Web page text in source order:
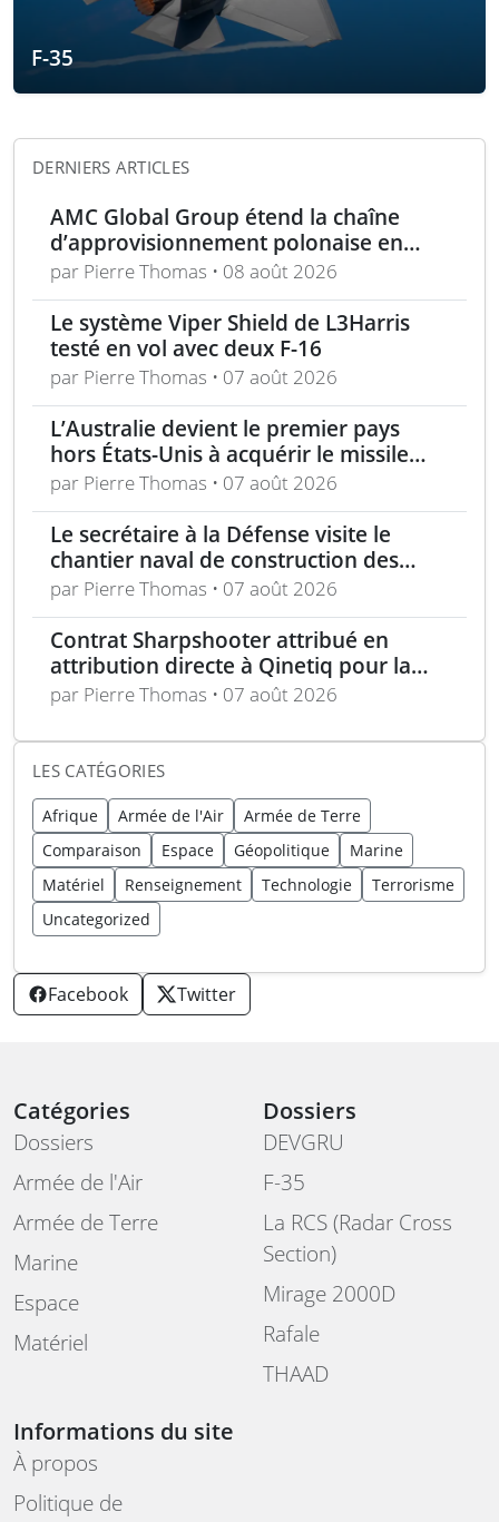
F-35
DERNIERS ARTICLES
AMC Global Group étend la chaîne
d’approvisionnement polonaise en
munitions de 155 mm
par Pierre Thomas • 08 août 2026
Le système Viper Shield de L3Harris
testé en vol avec deux F-16
par Pierre Thomas • 07 août 2026
L’Australie devient le premier pays
hors États-Unis à acquérir le missile
AIM-260 JATM
par Pierre Thomas • 07 août 2026
Le secrétaire à la Défense visite le
chantier naval de construction des
frégates Type 31 à Rosyth
par Pierre Thomas • 07 août 2026
Contrat Sharpshooter attribué en
attribution directe à Qinetiq pour la
période 2026-2028
par Pierre Thomas • 07 août 2026
LES CATÉGORIES
Afrique Armée de l'Air
Armée de Terre
Comparaison
Espace Géopolitique
Marine
Matériel
Renseignement Technologie
Terrorisme
Uncategorized
Facebook Twitter
Catégories
Dossiers
Armée de l'Air
Armée de Terre
Marine
Espace
Matériel
Dossiers
DEVGRU
F-35
La RCS (Radar Cross
Section)
Mirage 2000D
Rafale
THAAD
Informations du site
À propos
Politique de